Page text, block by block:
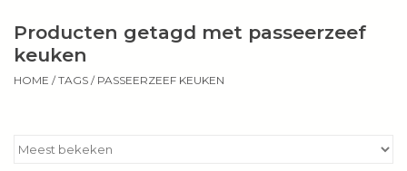
Bestek
Kookboeken
Producten getagd met passeerzeef
keuken
HOME /TAGS / PASSEERZEEF KEUKEN